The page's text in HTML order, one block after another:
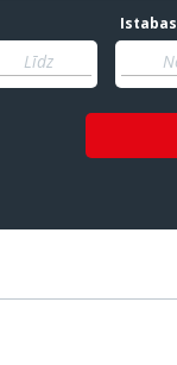
Istabas